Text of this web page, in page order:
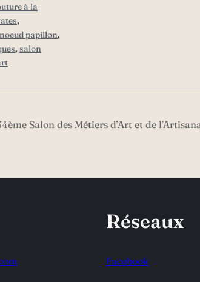
à la
,
noeud papillon,
, salon
Salon des Métiers d’Art et de
Réseaux
Facebook